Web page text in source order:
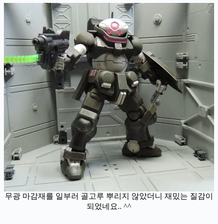
무광 마감재를 일부러 골고루 뿌리지 않았더니 재밌는 질감이
되었네요.. ^^